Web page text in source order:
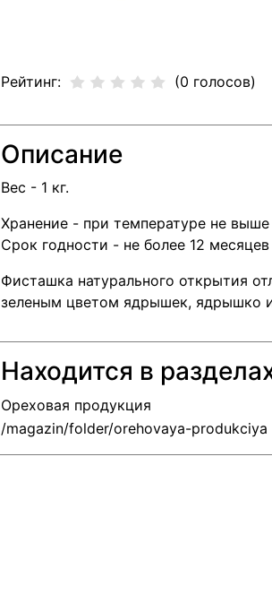
Рейтинг: (0 голосов)
Описание
Вес - 1 кг.
Хранение - при температуре не
Срок годности - не более 12 месяцев
Фисташка натурального открытия
зеленым цветом ядрышек, ядрышко
Находится в
Ореховая продукция